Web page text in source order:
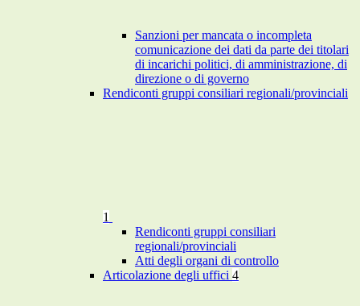
Sanzioni per mancata o incompleta
comunicazione dei dati da parte dei titolari
di incarichi politici, di amministrazione, di
direzione o di governo
Rendiconti gruppi consiliari regionali/provinciali
1
Rendiconti gruppi consiliari
regionali/provinciali
Atti degli organi di controllo
Articolazione degli uffici 4